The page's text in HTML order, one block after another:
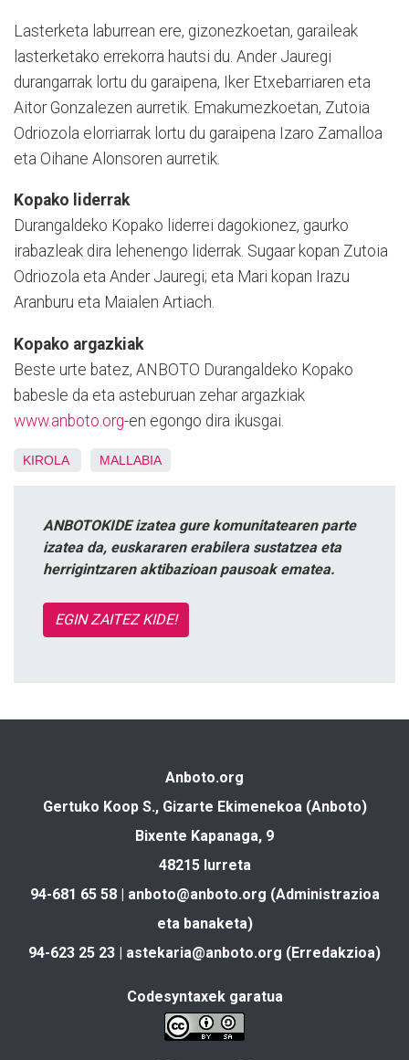
Lasterketa laburrean ere, gizonezkoetan, garaileak
lasterketako errekorra hautsi du. Ander Jauregi
durangarrak lortu du garaipena, Iker Etxebarriaren eta
Aitor Gonzalezen aurretik. Emakumezkoetan, Zutoia
Odriozola elorriarrak lortu du garaipena Izaro Zamalloa
eta Oihane Alonsoren aurretik.
Kopako liderrak
Durangaldeko Kopako liderrei dagokionez, gaurko
irabazleak dira lehenengo liderrak. Sugaar kopan Zutoia
Odriozola eta Ander Jauregi; eta Mari kopan Irazu
Aranburu eta Maialen Artiach.
Kopako argazkiak
Beste urte batez, ANBOTO Durangaldeko Kopako
babesle da eta asteburuan zehar argazkiak
www.anboto.org-en egongo dira ikusgai.
KIROLA MALLABIA
ANBOTOKIDE izatea gure komunitatearen parte
izatea da, euskararen erabilera sustatzea eta
herrigintzaren aktibazioan pausoak ematea.
EGIN ZAITEZ KIDE!
Anboto.org
Gertuko Koop S., Gizarte Ekimenekoa (Anboto)
Bixente Kapanaga, 9
48215 Iurreta
94-681 65 58 | anboto@anboto.org (Administrazioa
eta banaketa)
94-623 25 23 | astekaria@anboto.org (Erredakzioa)
Codesyntaxek garatua